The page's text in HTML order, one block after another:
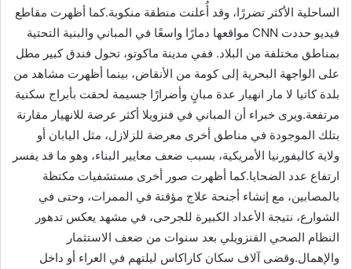
الساحلية الأكثر تضررًا، وقد أُعلنت منطقة منكوبة.كما أظهرت مقاطع
فيديو حددت CNN مواقعها دمارًا واسعًا في المباني والبنية التحتية
بمناطق مختلفة من البلاد. ففي مدينة ماكوتو، تحول فندق كبير مطل
على الواجهة البحرية إلى كومة من الأنقاض، بينما أظهرت مشاهد من
بلدة كاتيا لا مار انهيار عدة مبانٍ وأضرارًا جسيمة لحقت بأبراج سكنية
مرتفعة.ويرى خبراء أن المباني في فنزويلا أكثر عرضة للانهيار مقارنة
بتلك الموجودة في مناطق أخرى معرضة للزلازل، مثل اليابان أو
ولاية كاليفورنيا الأمريكية، بسبب ضعف معايير البناء، وهو ما قد يفسر
ارتفاع عدد الضحايا.كما أظهرت صور أخرى مستشفيات مكتظة
بالمصابين، مع إنشاء أجنحة علاج مؤقتة في الممرات، وحتى في
الشوارع، نتيجة الأعداد الكبيرة للجرحى، في مشهد يعكس تدهور
النظام الصحي الفنزويلي بعد سنوات من ضعف الاستثمار
والإهمال.وقضى آلاف سكان كاراكاس ليلتهم في العراء أو داخل